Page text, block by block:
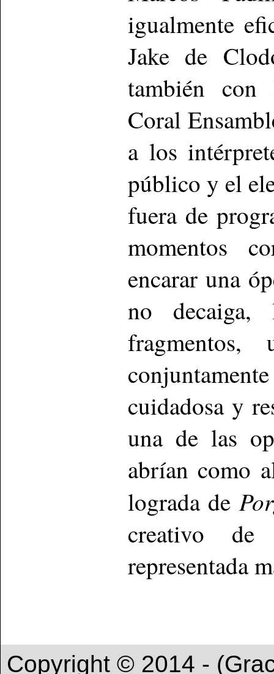
igualmente
Jake de
también con
Coral
a los
público y el
fuera de
momentos
encarar una
no decaiga,
cuidadosa y
una de las
abrían como
lograda de
creativo de
representada
Copyright © 2014 -